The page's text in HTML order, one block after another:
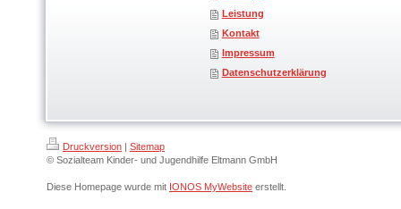
Leistung
Kontakt
Impressum
Datenschutzerklärung
Druckversion | Sitemap
© Sozialteam Kinder- und Jugendhilfe Eltmann GmbH
Diese Homepage wurde mit IONOS MyWebsite erstellt.